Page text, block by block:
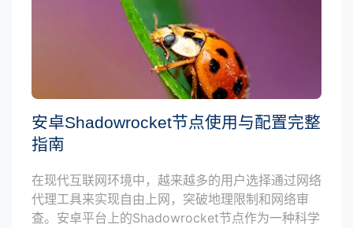
安卓Shadowrocket节点使用与配置完整
指南
在现代互联网环境中，越来越多的用户选择通过网络
代理工具来实现自由上网，突破地理限制和网络审
查。安卓平台上的Shadowrocket节点作为一种科学